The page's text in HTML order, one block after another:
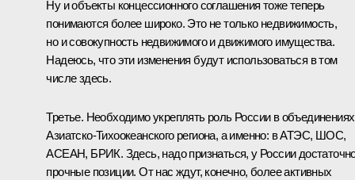
Ну и объекты концессионного соглашения тоже теперь
понимаются более широко. Это не только недвижимость,
но и совокупность недвижимого и движимого имущества.
Надеюсь, что эти изменения будут использоваться в том
числе здесь.
Третье. Необходимо укреплять роль России в объединениях
Азиатско-Тихоокеанского региона, а именно: в АТЭС, ШОС,
АСЕАН, БРИК. Здесь, надо признаться, у России
прочные позиции. От нас ждут, конечно, более активных